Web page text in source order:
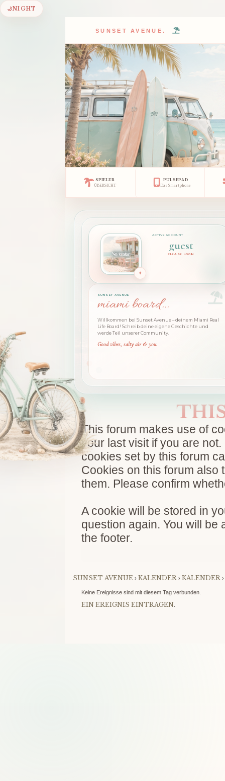
🌙NIGHT
SUNSET AVENUE.
SPIELER
ÜBERSICHT
PULSEPAD
Das Smartphone
guest
PLEASE LOGIN
SUNSET AVENUE
miami board...
Willkommen bei Sunset Avenue – deinem Miami Real
Life Board! Schreib deine eigene Geschichte und
werde Teil unserer Community.
Good vibes, salty air & you.
This forum makes use of
your last visit if you are
cookies set by this forum
Cookies on this forum also
them. Please confirm
A cookie will be stored in
question again. You will be
the footer.
SUNSET AVENUE › KALENDER › KALENDER ›
Keine Ereignisse sind mit diesem Tag verbunden.
EIN EREIGNIS EINTRAGEN